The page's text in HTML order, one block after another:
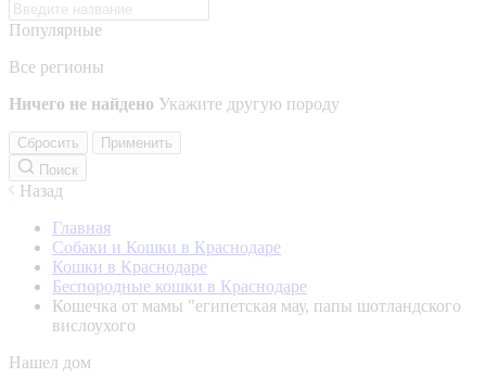
Популярные
Все регионы
Ничего не найдено Укажите другую породу
Сбросить
Применить
Поиск
Назад
Главная
Собаки и Кошки в Краснодаре
Кошки в Краснодаре
Беспородные кошки в Краснодаре
Кошечка от мамы "египетская мау, папы шотландского
вислоухого
Нашел дом